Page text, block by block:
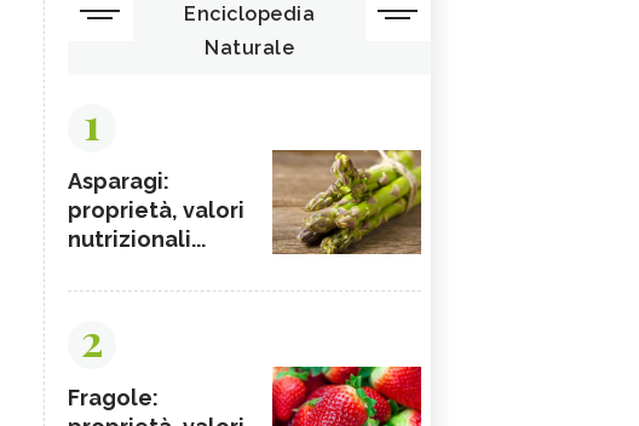
Enciclopedia
Naturale
1
Asparagi:
proprietà, valori
nutrizionali...
2
Fragole: